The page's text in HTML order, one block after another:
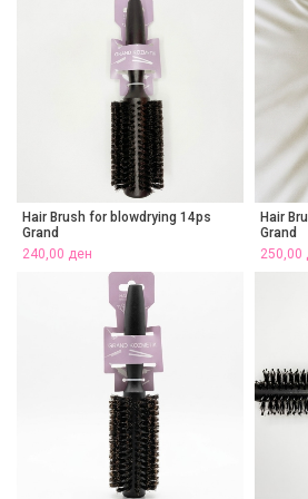
Hair Brush for blowdrying 14ps
Grand
240,00 ден
Hair
Grand
250,00